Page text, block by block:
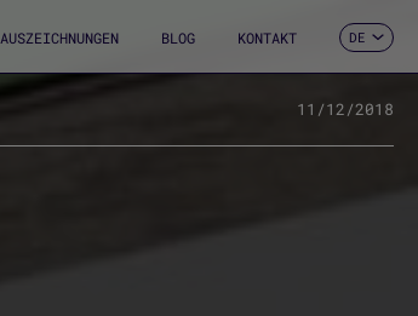
AUSZEICHNUNGEN BLOG KONTAKT
EN
DE
IT
11/12/2018